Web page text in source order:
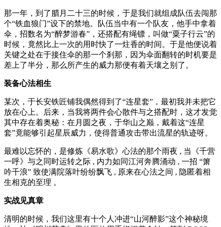
那一年，到了腊月二十三的时候，于是我们就组成队伍去闯那
个“铁血狼门”设下的禁地。队伍当中有一个队友，他手中拿着
伞，招数名为“醉梦游春”，还搭配有绳镖，叫做“粟子行云”的
时候，竟然比上一次的用时快了一炷香的时间。于是他便说着
关键之处在于接住伞的那一个刹那，因为伞面翻转的时机要是
差上了半分，那么所产生的威力那便有着天壤之别了。
装备心法相生
某次，于长安铁匠铺我偶然得到了“连星套”，最初我并未把它
放在心上。后来，当我将两件会心散件与之搭配时，这才发觉
其中存在着奥秘：在月圆之夜，于华山之巅，戴着这“连星
套”竟能够引起星辰威力，使得普通攻击带出流星的轨迹呀。
最难以忘怀的，是修炼《易水歌》心法的那个雨夜 , 当《千营
一呼》与之同时运转之际 , 内力如同江河奔腾涌动 , 一招 “箫
吟千浪” 致使满院落叶纷纷飘飞 , 原来在心法之间 , 隐匿着相
生相克的至理 。
实战见真章
清明的时候，我们这里有十个人冲进“山河醉影”这个神秘境